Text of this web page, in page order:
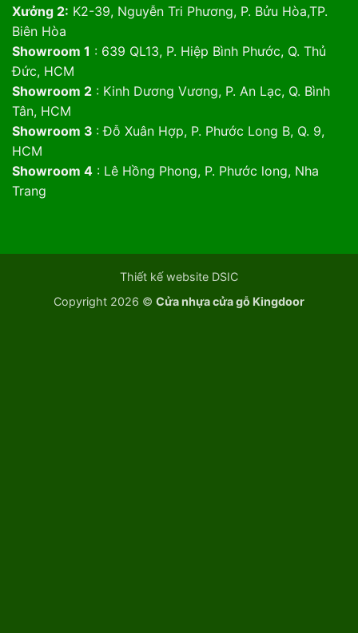
Xưởng 2: K2-39, Nguyễn Tri Phương, P. Bửu Hòa,TP.
Biên Hòa
Showroom 1 : 639 QL13, P. Hiệp Bình Phước, Q. Thủ
Đức, HCM
Showroom 2: Kinh Dương Vương, P. An Lạc, Q. Bình
Tân, HCM
Showroom 3 : Đỗ Xuân Hợp, P. Phước Long B, Q. 9,
HCM
Showroom 4: Lê Hồng Phong, P. Phước long, Nha
Trang
Thiết kế website DSIC
Copyright 2026 © Cửa nhựa cửa gỗ Kingdoor